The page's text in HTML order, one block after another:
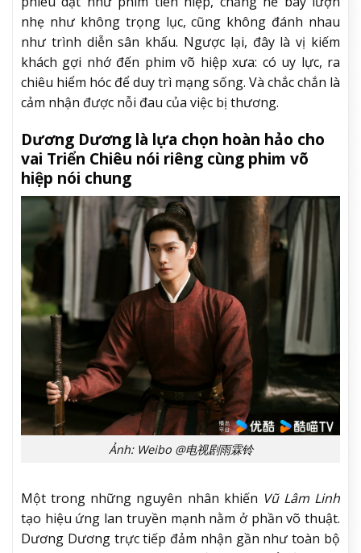
nhẹ như không trọng lục, cũng không đánh nhau
như trình diễn sân khấu. Ngược lại, đây là vị kiếm
khách gợi nhớ đến phim võ hiệp xưa: có uy lực, ra
chiêu hiểm hóc để duy trì mạng sống. Và chắc chắn là
cảm nhận được nỗi đau của việc bị thương.
Dương Dương là lựa chọn hoàn hảo cho
vai Triển Chiêu nói riêng cùng phim võ
hiệp nói chung
Ảnh: Weibo @电视剧雨霖铃
Một trong những nguyên nhân khiến Vũ Lâm Linh
tạo hiệu ứng lan truyền mạnh nằm ở phần võ thuật.
Dương Dương trực tiếp đảm nhận gần như toàn bộ